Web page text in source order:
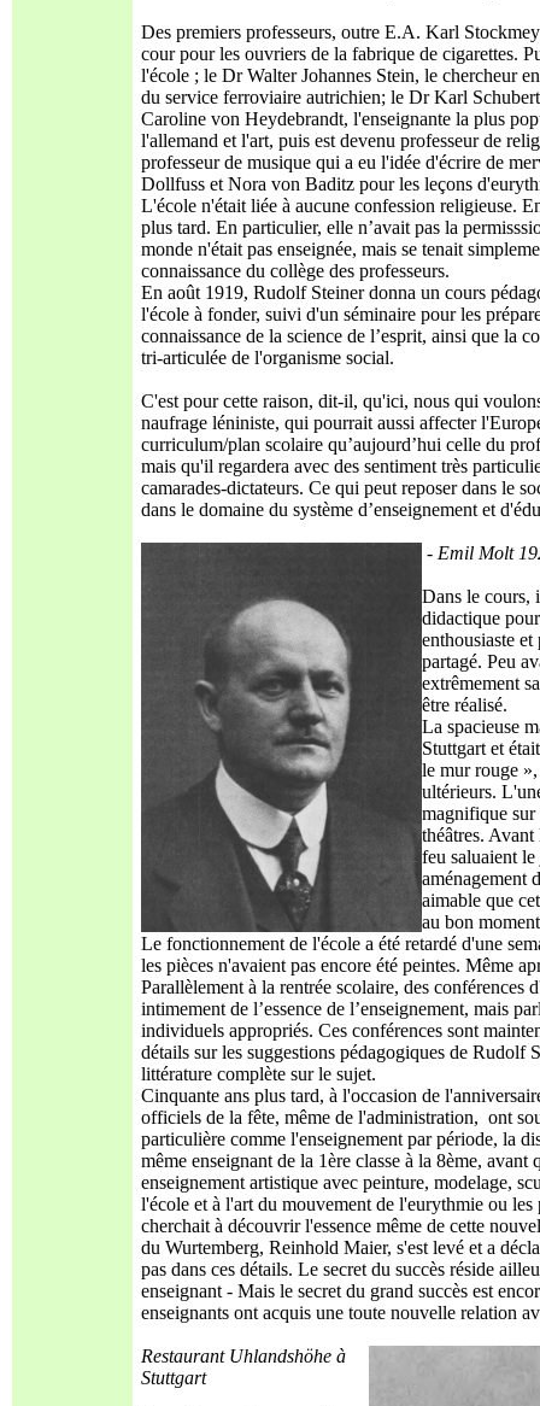
Des premiers professeurs, outre E.A. Karl
cour pour les ouvriers de la fabrique de cigarettes.
l'école ; le Dr Walter Johannes Stein, le chercheur
du service ferroviaire autrichien; le Dr Karl
Caroline von Heydebrandt, l'enseignante la plus
l'allemand et l'art, puis est devenu professeur de
professeur de musique qui a eu l'idée d'écrire de
Dollfuss et Nora von Baditz pour les leçons
L'école n'était liée à aucune confession religieuse.
plus tard. En particulier, elle n’avait pas la
monde n'était pas enseignée, mais se tenait
connaissance du collège des professeurs.
En août 1919, Rudolf Steiner donna un cours
l'école à fonder, suivi d'un séminaire pour les
connaissance de la science de l’esprit, ainsi que la
tri-articulée de l'organisme social.
C'est pour cette raison, dit-il, qu'ici, nous qui
naufrage léniniste, qui pourrait aussi affecter
curriculum/plan scolaire qu’aujourd’hui celle du
mais qu'il regardera avec des sentiment très
camarades-dictateurs. Ce qui peut reposer dans le
dans le domaine du système d’enseignement et
- Emil Molt
Dans le cours,
didactique
enthousiaste
partagé. Peu
extrêmement
être réalisé.
La spacieuse
Stuttgart et
le mur rouge
ultérieurs.
magnifique sur
théâtres.
feu saluaient
aménagement
aimable que
au bon
Le fonctionnement de l'école a été retardé d'une
les pièces n'avaient pas encore été peintes. Même
Parallèlement à la rentrée scolaire, des conférences
intimement de l’essence de l’enseignement, mais
individuels appropriés. Ces conférences sont
détails sur les suggestions pédagogiques de
littérature complète sur le sujet.
Cinquante ans plus tard, à l'occasion de
officiels de la fête, même de l'administration, ont
particulière comme l'enseignement par période, la
même enseignant de la 1ère classe à la 8ème,
enseignement artistique avec peinture, modelage,
l'école et à l'art du mouvement de l'eurythmie ou les
cherchait à découvrir l'essence même de cette
du Wurtemberg, Reinhold Maier, s'est levé et a
pas dans ces détails. Le secret du succès réside
enseignant - Mais le secret du grand succès est
enseignants ont acquis une toute nouvelle relation
Restaurant Uhlandshöhe à
Stuttgart